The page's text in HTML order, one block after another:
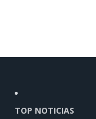
TOP NOTICIAS